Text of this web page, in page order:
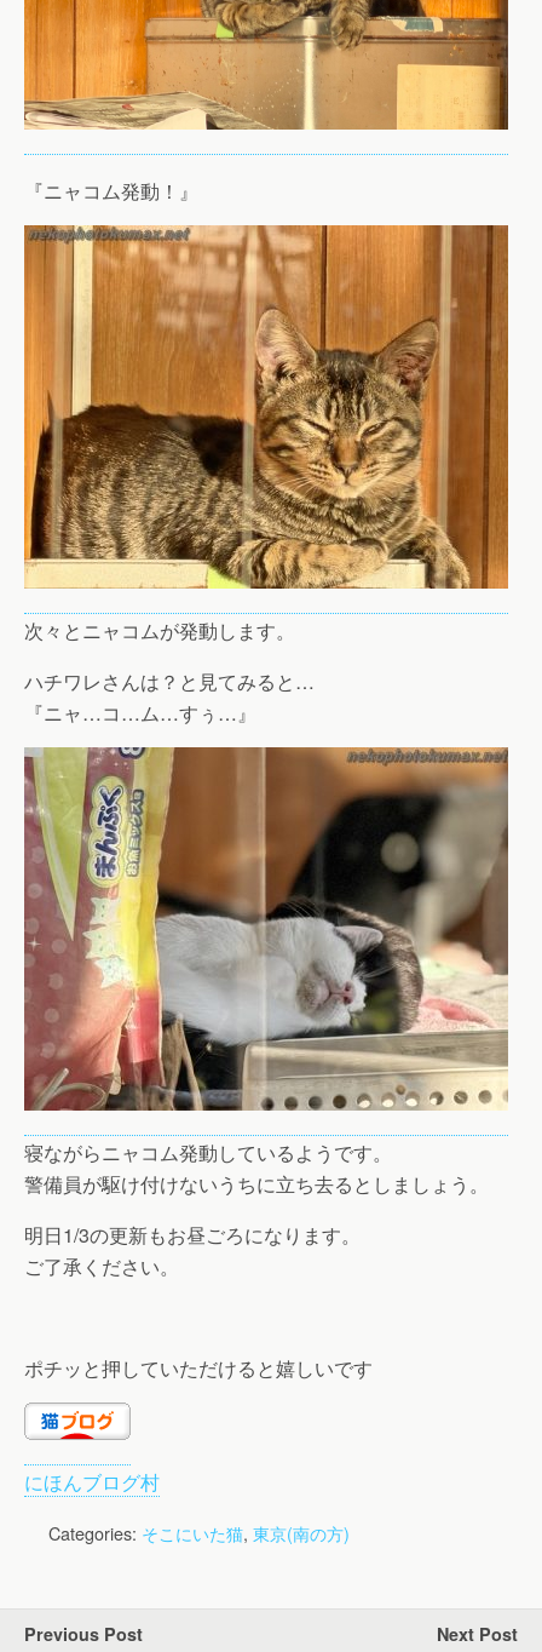
『ニャコム発動！』
次々とニャコムが発動します。
ハチワレさんは？と見てみると…
『ニャ…コ…ム…すぅ…』
寝ながらニャコム発動しているようです。
警備員が駆け付けないうちに立ち去るとしましょう。
明日1/3の更新もお昼ごろになります。
ご了承ください。
ポチッと押していただけると嬉しいです
にほんブログ村
Categories: そこにいた猫, 東京(南の方)
Previous Post Next Post